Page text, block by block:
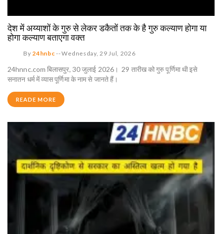
देश में अय्याशों के गुरु से लेकर डकैतों तक के है गुरु कल्याण होगा या
होगा कल्याण बताएगा वक्त
By24hnbc --Wednesday, 29 Jul, 2026
24hnnc.com बिलासपुर, 30 जुलाई 2026। 29 तारीख को गुरु पूर्णिमा थी इसे
सनातन धर्म में व्यास पूर्णिमा के नाम से जानते हैं।
READE MORE